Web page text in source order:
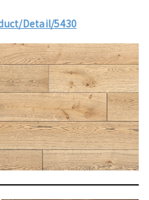
Detail/5430